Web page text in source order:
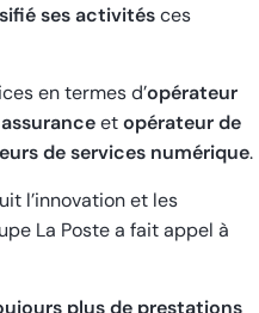
ses activitésces
en termes d’opérateur
assuranceetopérateur de
de services numérique.
l’innovation et les
La Poste a fait appel à